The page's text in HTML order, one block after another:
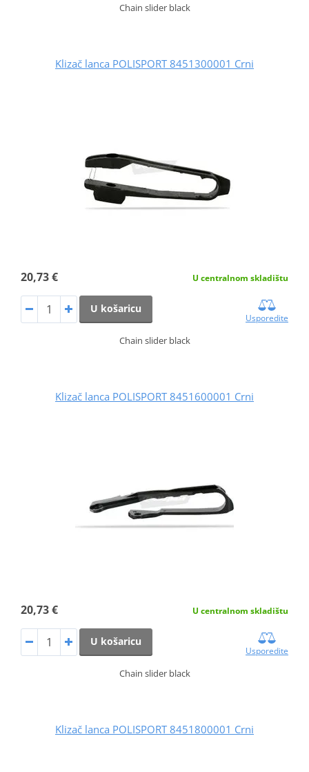
Chain slider black
Klizač lanca POLISPORT 8451300001 Crni
20,73 € U centralnom skladištu
U košaricu
Usporedite
Chain slider black
Klizač lanca POLISPORT 8451600001 Crni
20,73 € U centralnom skladištu
U košaricu
Usporedite
Chain slider black
Klizač lanca POLISPORT 8451800001 Crni